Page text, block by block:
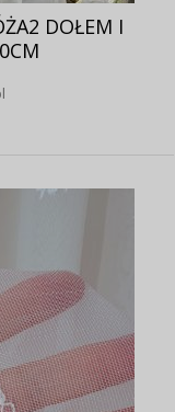
DOŁEM I